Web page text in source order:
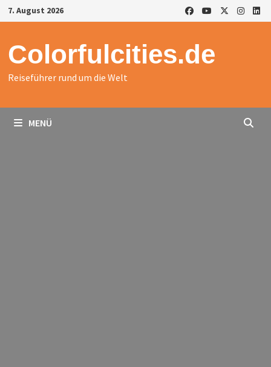
Zurück
zum
7. August 2026
Colorfulcities.de
Reiseführer rund um die Welt
MENÜ